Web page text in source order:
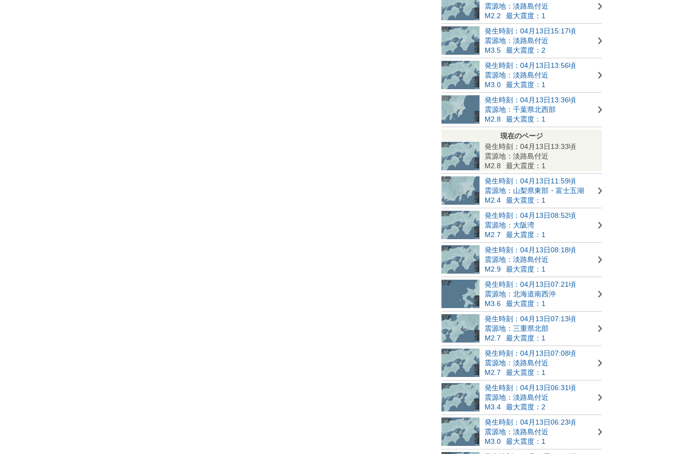
震源地：淡路島付近
M2.2
最大震度：1
発生時刻：04月13日15:17頃
震源地：淡路島付近
M3.5
最大震度：2
発生時刻：04月13日13:56頃
震源地：淡路島付近
M3.0
最大震度：1
発生時刻：04月13日13:36頃
震源地：千葉県北西部
M2.8
最大震度：1
現在のページ
発生時刻：04月13日13:33頃
震源地：淡路島付近
M2.8
最大震度：1
発生時刻：04月13日11:59頃
震源地：山梨県東部・富士五湖
M2.4
最大震度：1
発生時刻：04月13日08:52頃
震源地：大阪湾
M2.7
最大震度：1
発生時刻：04月13日08:18頃
震源地：淡路島付近
M2.9
最大震度：1
発生時刻：04月13日07:21頃
震源地：北海道南西沖
M3.6
最大震度：1
発生時刻：04月13日07:13頃
震源地：三重県北部
M2.7
最大震度：1
発生時刻：04月13日07:08頃
震源地：淡路島付近
M2.7
最大震度：1
発生時刻：04月13日06:31頃
震源地：淡路島付近
M3.4
最大震度：2
発生時刻：04月13日06:23頃
震源地：淡路島付近
M3.0
最大震度：1